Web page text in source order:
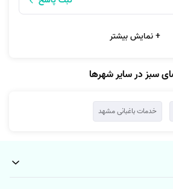
است که می‌توانید به راحتی درخواست خود
روش سوم شماره گیری 1471 می‌باشد. از این طریق می‌توانید به صورت
+ نمایش بیشتر
سبز در سایر شهرها
خدمات باغبانی مشهد